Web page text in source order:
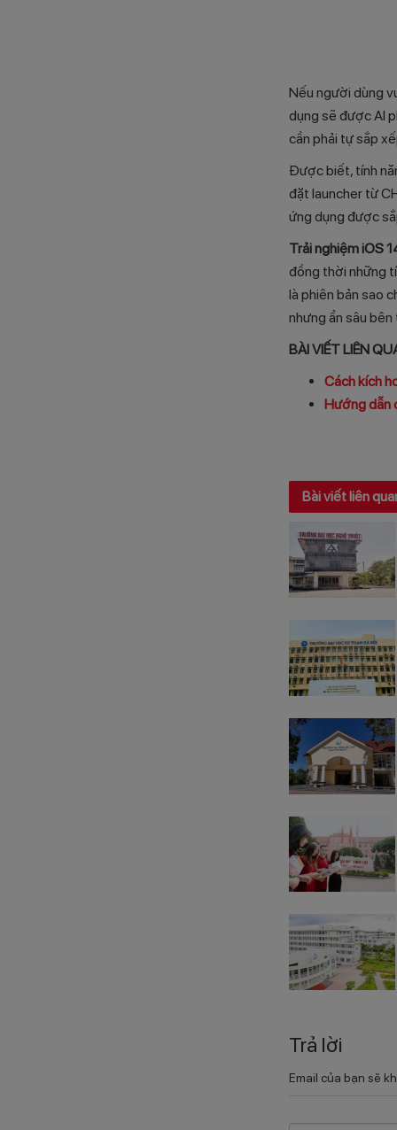
Nếu người dùng
dụng sẽ được AI
cần phải tự sắp
Được biết, tính
đặt launcher từ
ứng dụng được
Trải nghiệm iOS
đồng thời những
là phiên bản sao
nhưng ẩn sâu
BÀI VIẾT LIÊN
Cách kích
Hướng dẫn
Bài viết liên
Trả lời
Email của bạn sẽ